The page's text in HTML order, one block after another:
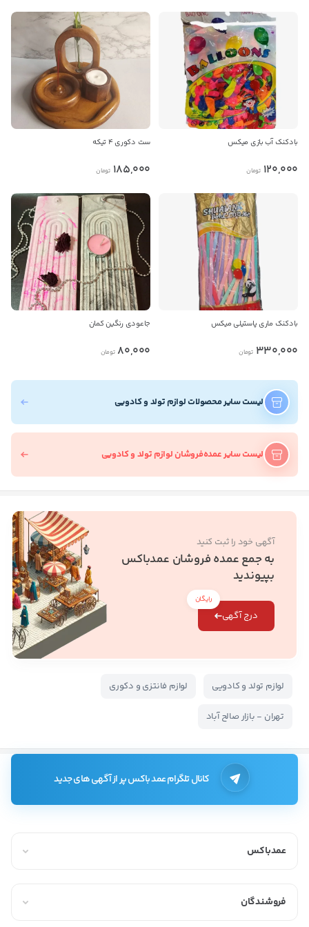
بادکنک آب بازی میکس
120,000 تومان
ست دکوری ۴ تیکه
185,000 تومان
بادکنک ماری پاستیلی میکس
330,000 تومان
جاعودی رنگین کمان
80,000 تومان
لیست سایر محصولات لوازم تولد و کادویی
لیست سایر عمده‌فروشان لوازم تولد و کادویی
آگهی خود را ثبت کنید
به جمع عمده فروشان عمدباکس
بپیوندید
درج آگهی
رایگان
لوازم تولد و کادویی لوازم فانتزی و دکوری
تهران - بازار صالح آباد
کانال تلگرام عمد باکس پر از آگهی های جدید
عمدباکس
فروشندگان